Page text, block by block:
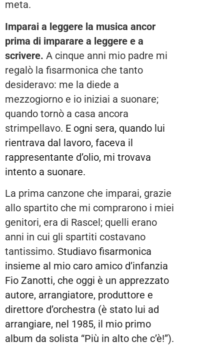
meta.
Imparai a leggere la musica ancor
prima di imparare a leggere e a
scrivere. A cinque anni mio padre mi
regalò la fisarmonica che tanto
desideravo: me la diede a
mezzogiorno e io iniziai a suonare;
quando tornò a casa ancora
strimpellavo. E ogni sera, quando lui
rientrava dal lavoro, faceva il
rappresentante d’olio, mi trovava
intento a suonare.
La prima canzone che imparai, grazie
allo spartito che mi comprarono i miei
genitori, era di Rascel; quelli erano
anni in cui gli spartiti costavano
tantissimo. Studiavo fisarmonica
insieme al mio caro amico d’infanzia
Fio Zanotti, che oggi è un apprezzato
autore, arrangiatore, produttore e
direttore d’orchestra (è stato lui ad
arrangiare, nel 1985, il mio primo
album da solista “Più in alto che c’è!”).